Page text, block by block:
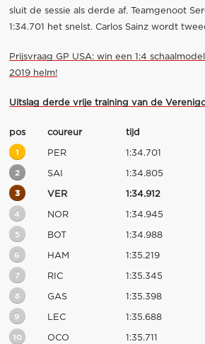
sluit de sessie als derde af. Teamgenoot
1:34.701 het snelst. Carlos Sainz wordt
Prijsvraag GP USA: win een 1:4
2019 helm!
Uitslag derde vrije training van de
pos coureur tijd
1 PER 1:34.701
2 SAI 1:34.805
3 VER 1:34.912
4 NOR 1:34.945
5 BOT 1:34.988
6 HAM 1:35.219
7 RIC 1:35.345
8 GAS 1:35.398
9 LEC 1:35.688
10 OCO 1:35.711